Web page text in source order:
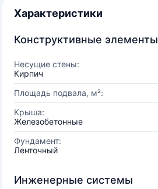
Характеристики
Конструктивные элементы
Несущие стены:
Кирпич
Площадь подвала, м²:
Крыша:
Железобетонные
Фундамент:
Ленточный
Инженерные системы